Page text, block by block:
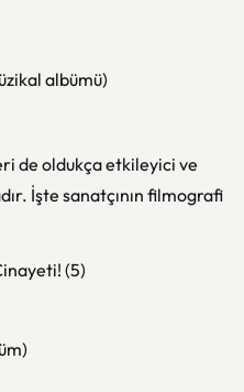
albümü)
de oldukça etkileyici ve
İşte sanatçının filmografi